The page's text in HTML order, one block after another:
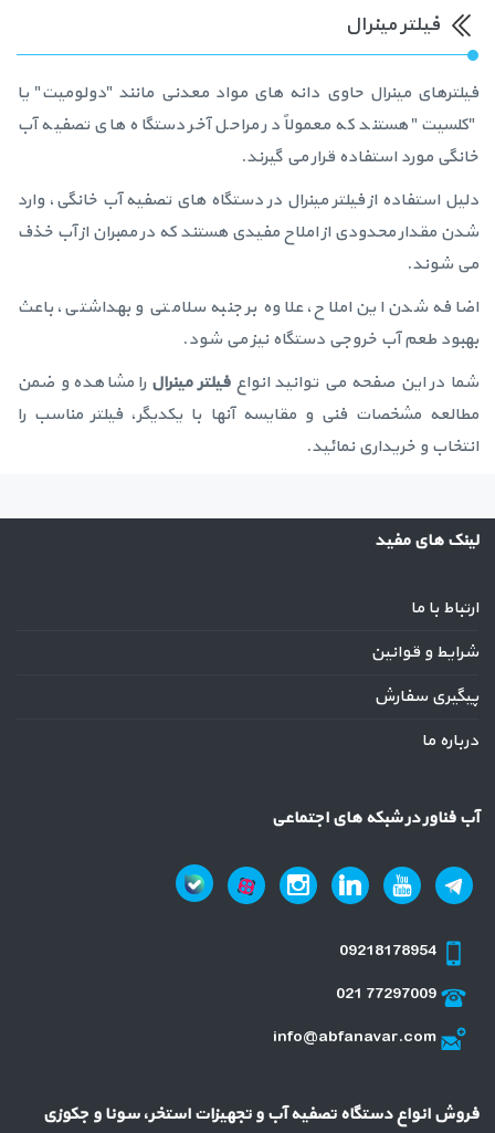
فیلتر مینرال
فیلترهای مینرال حاوی دانه های مواد معدنی مانند "دولومیت" یا
"کلسیت" هستند که معمولاً در مراحل آخر دستگاه های تصفیه آب
خانگی مورد استفاده قرار می گیرند.
دلیل استفاده از فیلتر مینرال در دستگاه های تصفیه آب خانگی، وارد
شدن مقدار محدودی از املاح مفیدی هستند که در ممبران از آب خذف
می شوند.
اضافه شدن این املاح، علاوه بر جنبه سلامتی و بهداشتی، باعث
بهبود طعم آب خروجی دستگاه نیز می شود.
شما در این صفحه می توانید انواعفیلتر مینرال را مشاهده و ضمن
مطالعه مشخصات فنی و مقایسه آنها با یکدیگر، فیلتر مناسب را
انتخاب و خریداری نمائید.
لینک های مفید
ارتباط با ما
شرایط و قوانین
پیگیری سفارش
درباره ما
آب فناور در شبکه های اجتماعی
09218178954
021 77297009
info@abfanavar.com
فروش انواع دستگاه تصفیه آب و تجهیزات استخر، سونا و جکوزی